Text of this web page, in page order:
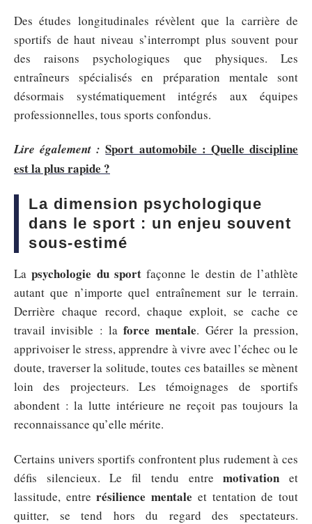
Des études longitudinales révèlent que la carrière de
sportifs de haut niveau s’interrompt plus souvent pour
des raisons psychologiques que physiques. Les
entraîneurs spécialisés en préparation mentale sont
désormais systématiquement intégrés aux équipes
professionnelles, tous sports confondus.
Lire également : Sport automobile : Quelle discipline
est la plus rapide ?
La dimension psychologique
dans le sport : un enjeu souvent
sous-estimé
Lapsychologie du sportfaçonne le destin de l’athlète
autant que n’importe quel entraînement sur le terrain.
Derrière chaque record, chaque exploit, se cache ce
travail invisible : la force mentale. Gérer la pression,
apprivoiser le stress, apprendre à vivre avec l’échec ou le
doute, traverser la solitude, toutes ces batailles se mènent
loin des projecteurs. Les témoignages de sportifs
abondent : la lutte intérieure ne reçoit pas toujours la
reconnaissance qu’elle mérite.
Certains univers sportifs confrontent plus rudement à ces
défis silencieux. Le fil tendu entremotivation et
lassitude, entrerésilience mentale et tentation de tout
quitter, se tend hors du regard des spectateurs.